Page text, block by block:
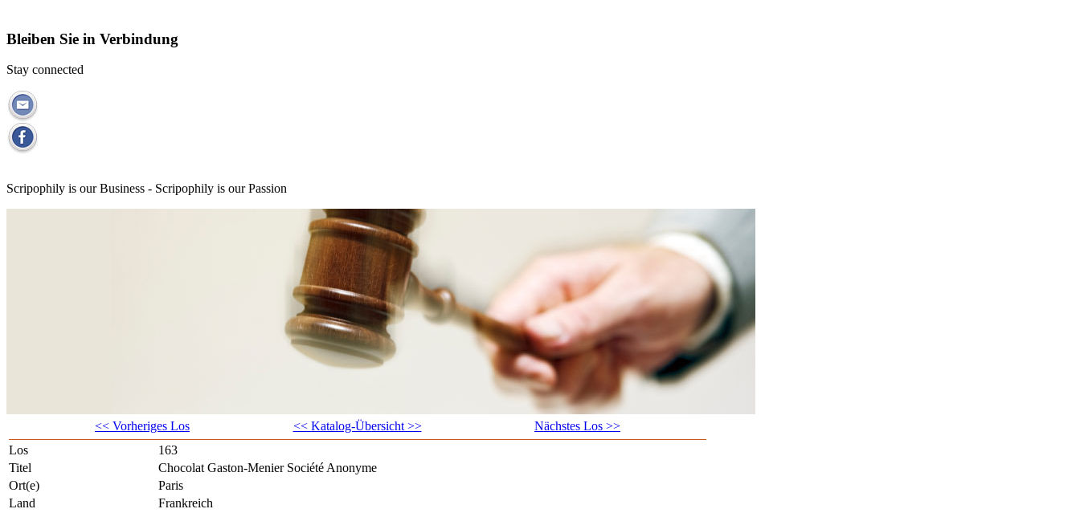
Bleiben Sie in Verbindung
Stay connected
Scripophily is our Business - Scripophily is our Passion
<< Vorheriges Los << Katalog-Übersicht >>
Nächstes Los >>
Los
163
Titel
Chocolat Gaston-Menier Société Anonyme
Ort(e)
Paris
Land
Frankreich